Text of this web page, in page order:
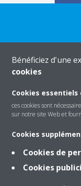
Bénéficiez d'une
cookies
Cookies
ces cookies sont
sur notre site Web et
Cookies
Cookies de
Cookies